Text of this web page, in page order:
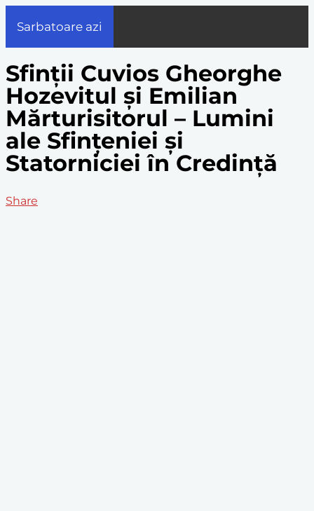
Sarbatoare azi
Sfinții Cuvios Gheorghe
Hozevitul și Emilian
Mărturisitorul – Lumini
ale Sfințeniei și
Statorniciei în Credință
Share